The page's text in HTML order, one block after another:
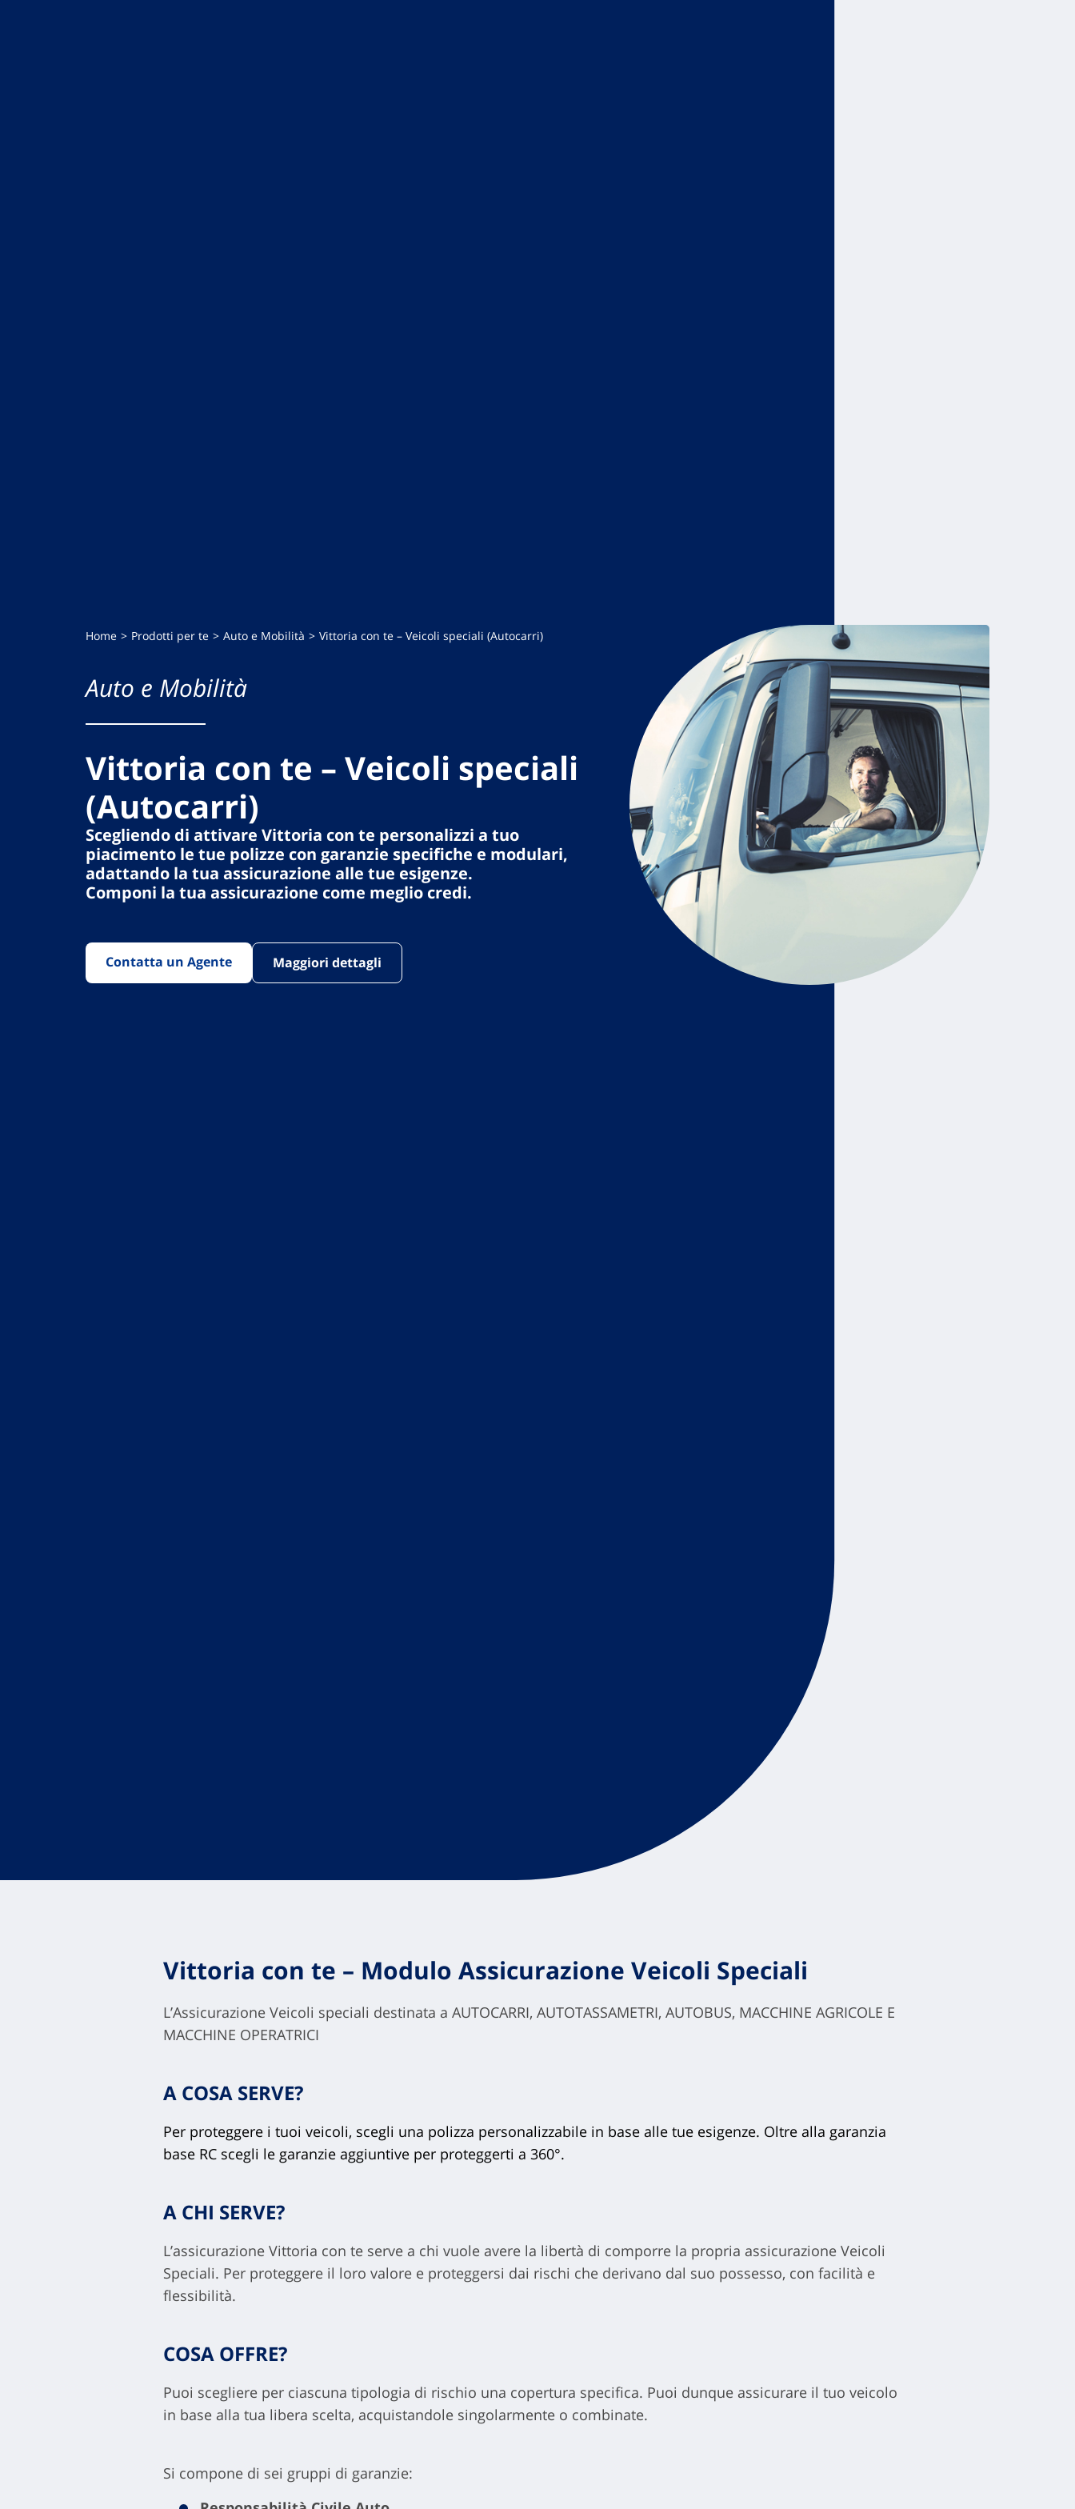
Home Prodotti per te Auto e Mobilità Vittoria con te – Veicoli speciali (Autocarri)
Auto e Mobilità
Vittoria con te – Veicoli speciali
(Autocarri)
Scegliendo di attivare Vittoria con te personalizzi a tuo
piacimento le tue polizze con garanzie specifiche e modulari,
adattando la tua assicurazione alle tue esigenze.
Componi la tua assicurazione come meglio credi.
Contatta un Agente Maggiori dettagli
Vittoria con te – Modulo Assicurazione Veicoli Speciali
L’Assicurazione Veicoli speciali destinata a AUTOCARRI, AUTOTASSAMETRI, AUTOBUS, MACCHINE AGRICOLE E
MACCHINE OPERATRICI
A COSA SERVE?
Per proteggere i tuoi veicoli, scegli una polizza personalizzabile in base alle tue esigenze. Oltre alla garanzia
base RC scegli le garanzie aggiuntive per proteggerti a 360°.
A CHI SERVE?
L’assicurazione Vittoria con te serve a chi vuole avere la libertà di comporre la propria assicurazione Veicoli
Speciali. Per proteggere il loro valore e proteggersi dai rischi che derivano dal suo possesso, con facilità e
flessibilità.
COSA OFFRE?
Puoi scegliere per ciascuna tipologia di rischio una copertura specifica. Puoi dunque assicurare il tuo veicolo
in base alla tua libera scelta, acquistandole singolarmente o combinate.
Si compone di sei gruppi di garanzie: